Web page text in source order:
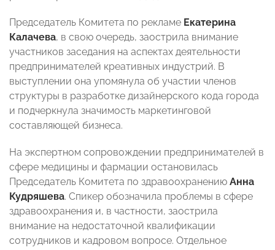
Председатель Комитета по рекламе Екатерина
Калачева, в свою очередь, заострила внимание
участников заседания на аспектах деятельности
предпринимателей креативных индустрий. В
выступлении она упомянула об участии членов
структуры в разработке дизайнерского кода города
и подчеркнула значимость маркетинговой
составляющей бизнеса.
На экспертном сопровождении предпринимателей в
сфере медицины и фармации остановилась
Председатель Комитета по здравоохранению Анна
Кудряшева. Спикер обозначила проблемы в сфере
здравоохранения и, в частности, заострила
внимание на недостаточной квалификации
сотрудников и кадровом вопросе. Отдельное